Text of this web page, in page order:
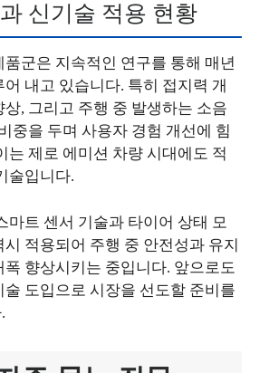
신기술 적용 현황
품군은 지속적인 연구를 통해 매년
내고 있습니다. 특히 접지력 개
, 그리고 주행 중 발생하는 소음
중을 두며 사용자 경험 개선에 힘
는 제로 에미션 차량 시대에도 적
술입니다.
마트 센서 기술과 타이어 상태 모
적용되어 주행 중 안전성과 유지
폭 향상시키는 중입니다. 앞으로도
술 도입으로 시장을 선도할 준비를